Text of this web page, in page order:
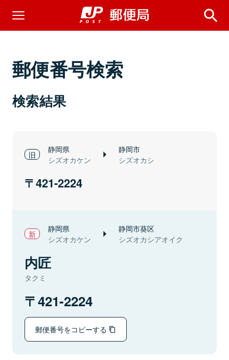
郵便番号検索
検索結果
静岡県
シズオカケン
静岡市
シズオカシ
421-2224
静岡県
シズオカケン
静岡市葵区
シズオカシアオイク
内匠
タクミ
421-2224
郵便番号をコピーする